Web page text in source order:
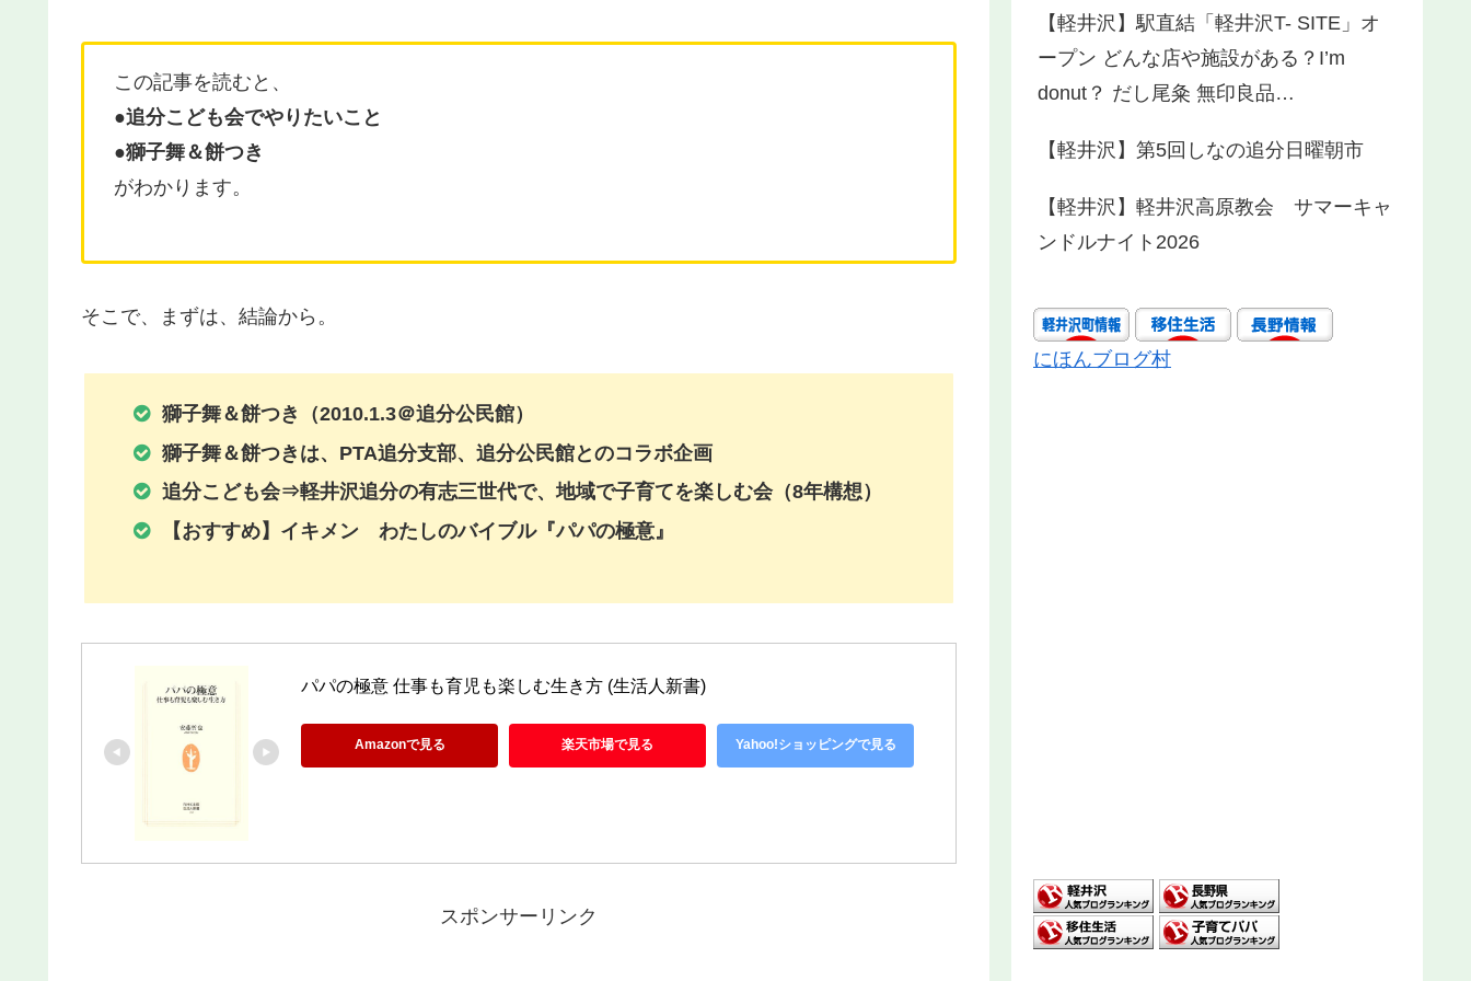
この記事を読むと、
●追分こども会でやりたいこと
●獅子舞＆餅つき
がわかります。
そこで、まずは、結論から。
獅子舞＆餅つき
（2010.1.3＠追分公民館）
獅子舞＆餅つきは、PTA追分支部、追分公民館とのコラボ企画
追分こども会⇒軽井沢追分の有志三世代で、地域で子育てを楽しむ会（8年構想）
【おすすめ】イキメン わたしのバイブル『パパの極意』
パパの極意 仕事も育児も楽しむ生き方 (生活人新書)
Amazonで見る 楽天市場で見る Yahoo!ショッピングで見る
スポンサーリンク
【軽井沢】駅直結「軽井沢T- SITE」オ
ープン どんな店や施設がある？I’m
donut？ だし尾粂 無印良品…
【軽井沢】第5回しなの追分日曜朝市
【軽井沢】軽井沢高原教会 サマーキャ
ンドルナイト2026
にほんブログ村